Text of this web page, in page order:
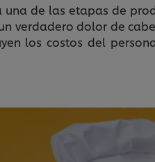
de las etapas de
verdadero dolor de
los costos del